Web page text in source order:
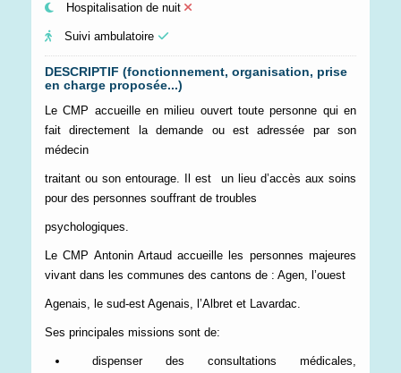
Hospitalisation de nuit
Suivi ambulatoire
DESCRIPTIF (fonctionnement, organisation, prise
en charge proposée...)
Le CMP accueille en milieu ouvert toute personne qui en
fait directement la demande ou est adressée par son
médecin
traitant ou son entourage. Il est un lieu d’accès aux soins
pour des personnes souffrant de troubles
psychologiques.
Le CMP Antonin Artaud accueille les personnes majeures
vivant dans les communes des cantons de : Agen, l’ouest
Agenais, le sud-est Agenais, l’Albret et Lavardac.
Ses principales missions sont de:
dispenser des consultations médicales,